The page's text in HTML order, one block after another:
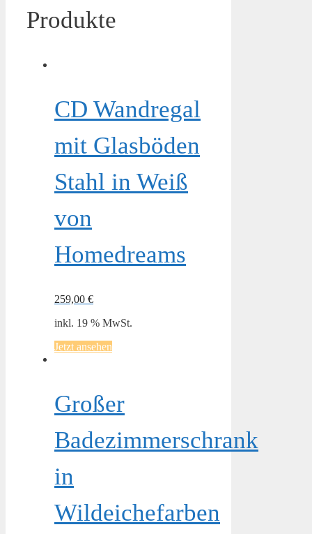
Produkte
CD Wandregal
mit Glasböden
Stahl in Weiß
von
Homedreams
259,00 €
inkl. 19 % MwSt.
Jetzt ansehen
Großer
Badezimmerschrank
in
Wildeichefarben